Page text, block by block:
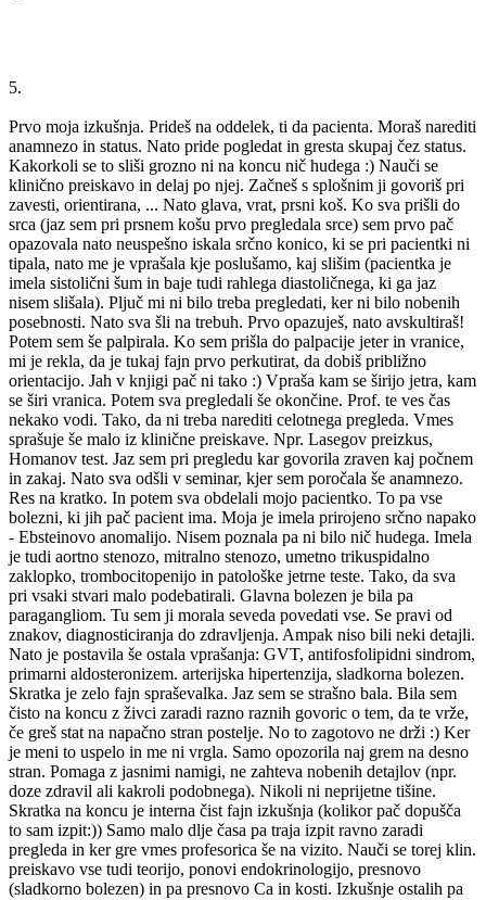
5.
Prvo moja izkušnja. Prideš na oddelek, ti da pacienta. Moraš narediti
anamnezo in status. Nato pride pogledat in gresta skupaj čez status.
Kakorkoli se to sliši grozno ni na koncu nič hudega :) Nauči se
klinično preiskavo in delaj po njej. Začneš s splošnim ji govoriš pri
zavesti, orientirana, ... Nato glava, vrat, prsni koš. Ko sva prišli do
srca (jaz sem pri prsnem košu prvo pregledala srce) sem prvo pač
opazovala nato neuspešno iskala srčno konico, ki se pri pacientki ni
tipala, nato me je vprašala kje poslušamo, kaj slišim (pacientka je
imela sistolični šum in baje tudi rahlega diastoličnega, ki ga jaz
nisem slišala). Pljuč mi ni bilo treba pregledati, ker ni bilo nobenih
posebnosti. Nato sva šli na trebuh. Prvo opazuješ, nato avskultiraš!
Potem sem še palpirala. Ko sem prišla do palpacije jeter in vranice,
mi je rekla, da je tukaj fajn prvo perkutirat, da dobiš približno
orientacijo. Jah v knjigi pač ni tako :) Vpraša kam se širijo jetra, kam
se širi vranica. Potem sva pregledali še okončine. Prof. te ves čas
nekako vodi. Tako, da ni treba narediti celotnega pregleda. Vmes
sprašuje še malo iz klinične preiskave. Npr. Lasegov preizkus,
Homanov test. Jaz sem pri pregledu kar govorila zraven kaj počnem
in zakaj. Nato sva odšli v seminar, kjer sem poročala še anamnezo.
Res na kratko. In potem sva obdelali mojo pacientko. To pa vse
bolezni, ki jih pač pacient ima. Moja je imela prirojeno srčno napako
- Ebsteinovo anomalijo. Nisem poznala pa ni bilo nič hudega. Imela
je tudi aortno stenozo, mitralno stenozo, umetno trikuspidalno
zaklopko, trombocitopenijo in patološke jetrne teste. Tako, da sva
pri vsaki stvari malo podebatirali. Glavna bolezen je bila pa
paragangliom. Tu sem ji morala seveda povedati vse. Se pravi od
znakov, diagnosticiranja do zdravljenja. Ampak niso bili neki detajli.
Nato je postavila še ostala vprašanja: GVT, antifosfolipidni sindrom,
primarni aldosteronizem. arterijska hipertenzija, sladkorna bolezen.
Skratka je zelo fajn spraševalka. Jaz sem se strašno bala. Bila sem
čisto na koncu z živci zaradi razno raznih govoric o tem, da te vrže,
če greš stat na napačno stran postelje. No to zagotovo ne drži :) Ker
je meni to uspelo in me ni vrgla. Samo opozorila naj grem na desno
stran. Pomaga z jasnimi namigi, ne zahteva nobenih detajlov (npr.
doze zdravil ali kakroli podobnega). Nikoli ni neprijetne tišine.
Skratka na koncu je interna čist fajn izkušnja (kolikor pač dopušča
to sam izpit:)) Samo malo dlje časa pa traja izpit ravno zaradi
pregleda in ker gre vmes profesorica še na vizito. Nauči se torej klin.
preiskavo vse tudi teorijo, ponovi endokrinologijo, presnovo
(sladkorno bolezen) in pa presnovo Ca in kosti. Izkušnje ostalih pa